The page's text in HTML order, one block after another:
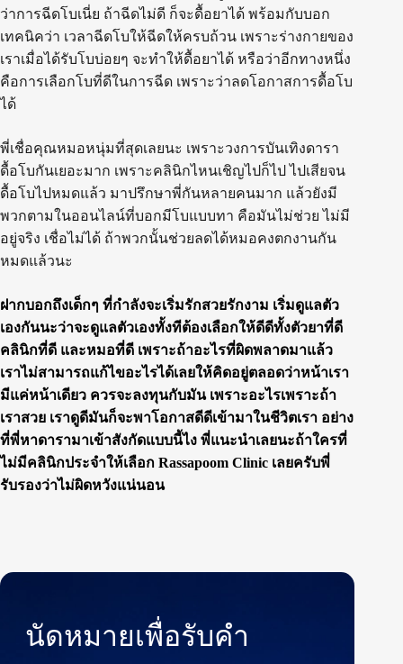
ว่าการฉีดโบเนี่ย ถ้าฉีดไม่ดี ก็จะดื้อยาได้ พร้อมกับบอก
เทคนิคว่า เวลาฉีดโบให้ฉีดให้ครบถ้วน เพราะร่างกายของ
เราเมื่อได้รับโบบ่อยๆ จะทำให้ดื้อยาได้ หรือว่าอีกทางหนึ่ง
คือการเลือกโบที่ดีในการฉีด เพราะว่าลดโอกาสการดื้อโบ
ได้
พี่เชื่อคุณหมอหนุ่มที่สุดเลยนะ เพราะวงการบันเทิงดารา
ดื้อโบกันเยอะมาก เพราะคลินิกไหนเชิญไปก็ไป ไปเสียจน
ดื้อโบไปหมดแล้ว มาปรึกษาพี่กันหลายคนมาก แล้วยังมี
พวกตามในออนไลน์ที่บอกมีโบแบบทา คือมันไม่ช่วย ไม่มี
อยู่จริง เชื่อไม่ได้ ถ้าพวกนั้นช่วยลดได้หมอคงตกงานกัน
หมดแล้วนะ
ฝากบอกถึงเด็กๆ ที่กำลังจะเริ่มรักสวยรักงาม เริ่มดูแลตัว
เองกันนะว่าจะดูแลตัวเองทั้งทีต้องเลือกให้ดีดีทั้งตัวยาที่ดี
คลินิกที่ดี และหมอที่ดี เพราะถ้าอะไรที่ผิดพลาดมาแล้ว
เราไม่สามารถแก้ไขอะไรได้เลยให้คิดอยู่ตลอดว่าหน้าเรา
มีแค่หน้าเดียว ควรจะลงทุนกับมัน เพราะอะไรเพราะถ้า
เราสวย เราดูดีมันก็จะพาโอกาสดีดีเข้ามาในชีวิตเรา อย่าง
ที่พี่หาดารามาเข้าสังกัดแบบนี้ไง พี่แนะนำเลยนะถ้าใครที่
ไม่มีคลินิกประจำให้เลือก Rassapoom Clinic เลยครับพี่
รับรองว่าไม่ผิดหวังแน่นอน
นัดหมายเพื่อรับคำ